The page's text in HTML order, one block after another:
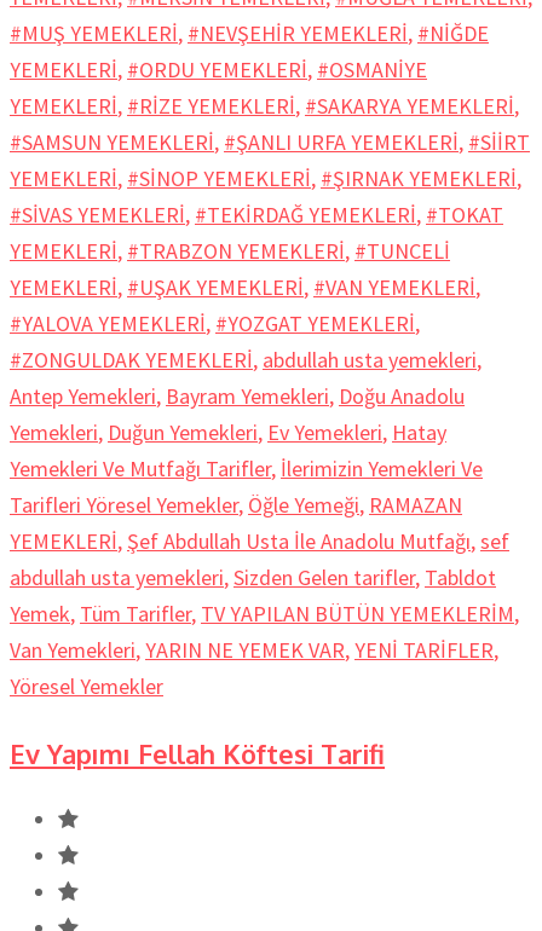
#MUŞ YEMEKLERİ, #NEVŞEHİR YEMEKLERİ, #NİĞDE
YEMEKLERİ, #ORDU YEMEKLERİ, #OSMANİYE
YEMEKLERİ, #RİZE YEMEKLERİ, #SAKARYA YEMEKLERİ,
#SAMSUN YEMEKLERİ, #ŞANLI URFA YEMEKLERİ, #SİİRT
YEMEKLERİ, #SİNOP YEMEKLERİ, #ŞIRNAK YEMEKLERİ,
#SİVAS YEMEKLERİ, #TEKİRDAĞ YEMEKLERİ, #TOKAT
YEMEKLERİ, #TRABZON YEMEKLERİ, #TUNCELİ
YEMEKLERİ, #UŞAK YEMEKLERİ, #VAN YEMEKLERİ,
#YALOVA YEMEKLERİ, #YOZGAT YEMEKLERİ,
#ZONGULDAK YEMEKLERİ, abdullah usta yemekleri,
Antep Yemekleri, Bayram Yemekleri, Doğu Anadolu
Yemekleri, Duğun Yemekleri, Ev Yemekleri, Hatay
Yemekleri Ve Mutfağı Tarifler, İlerimizin Yemekleri Ve
Tarifleri Yöresel Yemekler, Öğle Yemeği, RAMAZAN
YEMEKLERİ, Şef Abdullah Usta İle Anadolu Mutfağı,sef
abdullah usta yemekleri,Sizden Gelen tarifler, Tabldot
Yemek, Tüm Tarifler, TV YAPILAN BÜTÜN YEMEKLERİM,
Van Yemekleri,YARIN NE YEMEK VAR,YENİ TARİFLER,
Yöresel Yemekler
Ev Yapımı Fellah Köftesi Tarifi